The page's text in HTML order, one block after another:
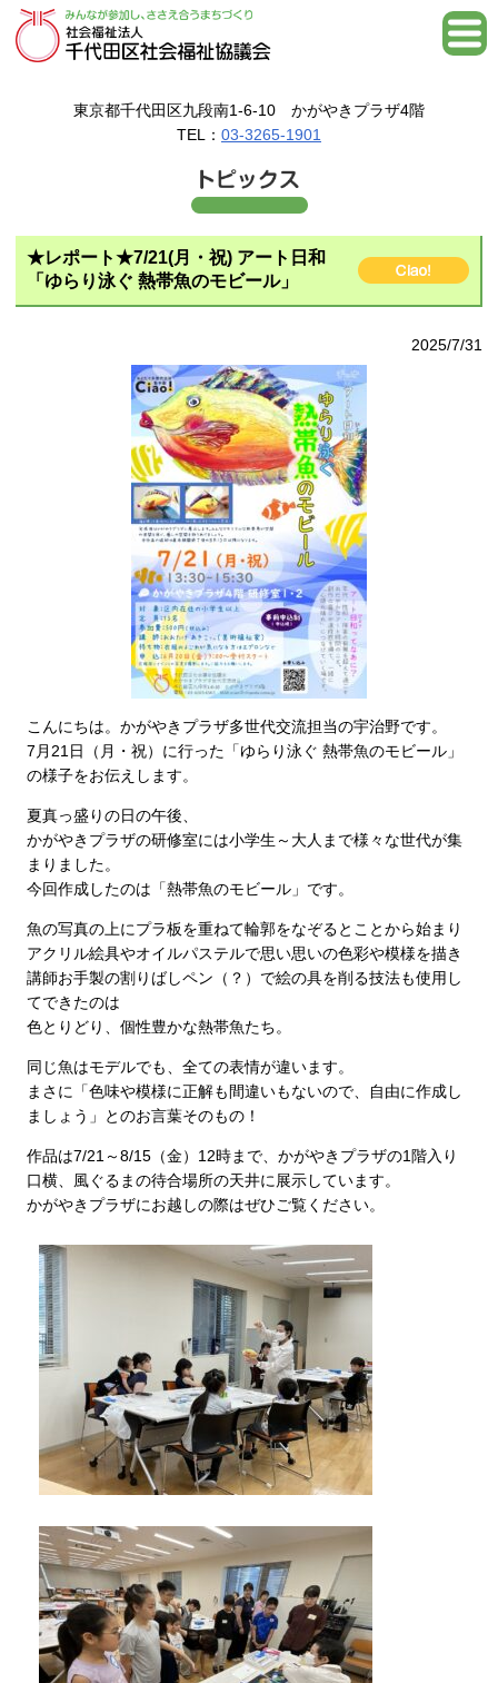
東京都千代田区九段南1-6-10 かがやきプラザ4階
TEL： 03-3265-1901
★レポート★7/21(月・祝) アート日和
「ゆらり泳ぐ 熱帯魚のモビール」
2025/7/31
こんにちは。かがやきプラザ多世代交流担当の宇治野です。
7月21日（月・祝）に行った「ゆらり泳ぐ 熱帯魚のモビール」
の様子をお伝えします。
夏真っ盛りの日の午後、
かがやきプラザの研修室には小学生～大人まで様々な世代が集
まりました。
今回作成したのは「熱帯魚のモビール」です。
魚の写真の上にプラ板を重ねて輪郭をなぞるとことから始まり
アクリル絵具やオイルパステルで思い思いの色彩や模様を描き
講師お手製の割りばしペン（？）で絵の具を削る技法も使用し
てできたのは
色とりどり、個性豊かな熱帯魚たち。
同じ魚はモデルでも、全ての表情が違います。
まさに「色味や模様に正解も間違いもないので、自由に作成し
ましょう」とのお言葉そのもの！
作品は7/21～8/15（金）12時まで、かがやきプラザの1階入り
口横、風ぐるまの待合場所の天井に展示しています。
かがやきプラザにお越しの際はぜひご覧ください。